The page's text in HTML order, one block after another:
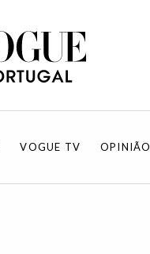
VOGUE TV OPINIÃO